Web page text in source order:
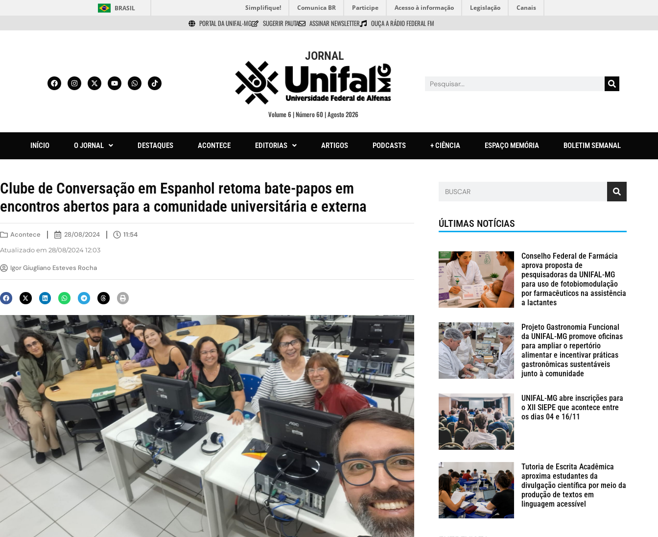
BRASIL Simplifique! Comunica BR Participe Acesso à informação Legislação Canais
PORTAL DA UNIFAL-MG SUGERIR PAUTA ASSINAR NEWSLETTER OUÇA A RÁDIO FEDERAL FM
JORNAL
Volume 6 | Número 60 | Agosto 2026
INÍCIO O JORNAL DESTAQUES ACONTECE EDITORIAS ARTIGOS PODCASTS + CIÊNCIA ESPAÇO MEMÓRIA BOLETIM SEMANAL
Clube de Conversação em Espanhol retoma bate-papos em
encontros abertos para a comunidade universitária e externa
Acontece 28/08/2024 11:54
Atualizado em 28/08/2024 12:03
Igor Giugliano Esteves Rocha
ÚLTIMAS NOTÍCIAS
Conselho Federal de Farmácia
aprova proposta de
pesquisadoras da UNIFAL-MG
para uso de fotobiomodulação
por farmacêuticos na assistência
a lactantes
Projeto Gastronomia Funcional
da UNIFAL-MG promove oficinas
para ampliar o repertório
alimentar e incentivar práticas
gastronômicas sustentáveis
junto à comunidade
UNIFAL-MG abre inscrições para
o XII SIEPE que acontece entre
os dias 04 e 16/11
Tutoria de Escrita Acadêmica
aproxima estudantes da
divulgação científica por meio da
produção de textos em
linguagem acessível